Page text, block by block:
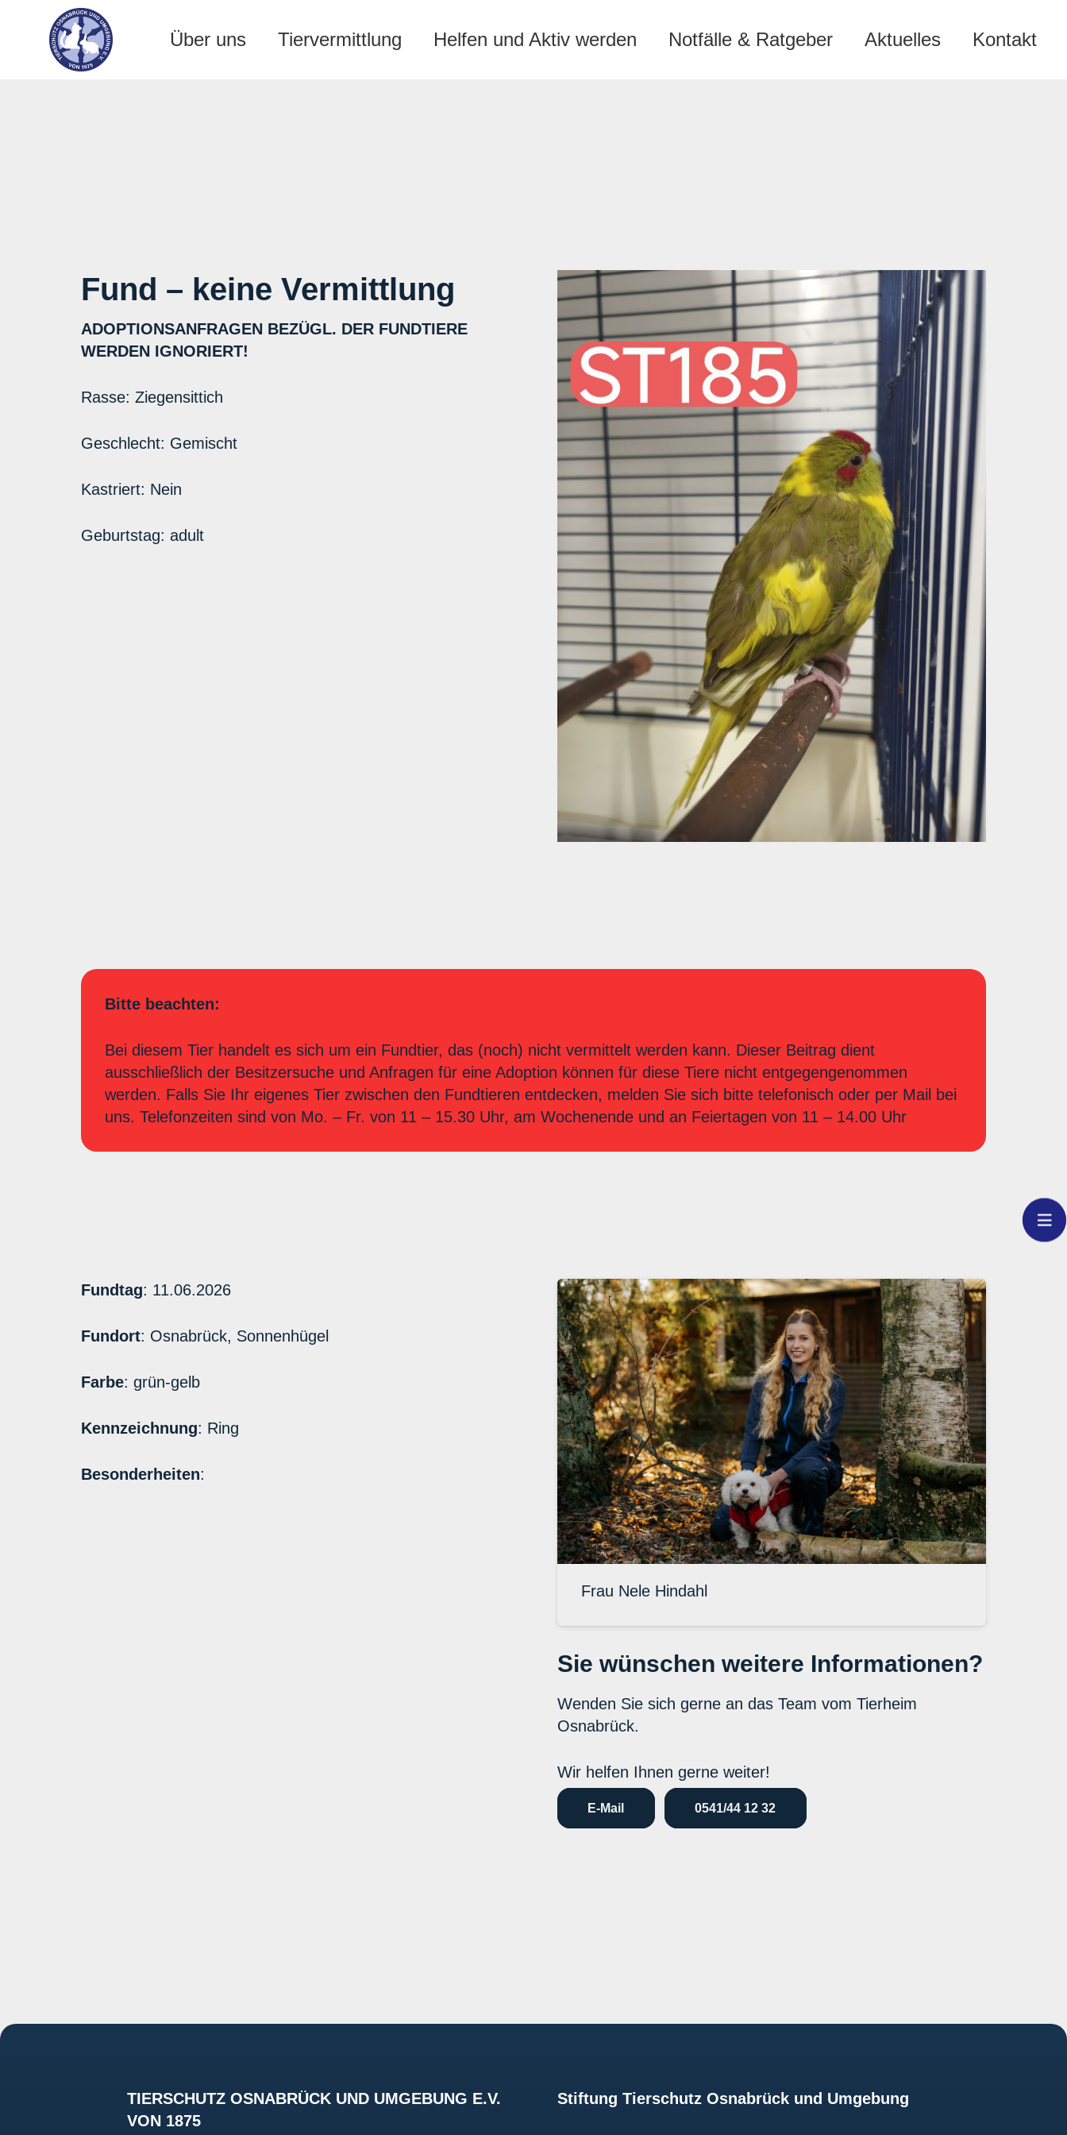
Über uns Tiervermittlung Helfen und Aktiv werden Notfälle & Ratgeber Aktuelles Kontakt
Fund – keine Vermittlung
ADOPTIONSANFRAGEN BEZÜGL. DER FUNDTIERE
WERDEN IGNORIERT!
Rasse: Ziegensittich
Geschlecht: Gemischt
Kastriert: Nein
Geburtstag: adult
Bitte beachten:
Bei diesem Tier handelt es sich um ein Fundtier, das (noch) nicht vermittelt werden kann. Dieser Beitrag dient
ausschließlich der Besitzersuche und Anfragen für eine Adoption können für diese Tiere nicht entgegengenommen
werden. Falls Sie Ihr eigenes Tier zwischen den Fundtieren entdecken, melden Sie sich bitte telefonisch oder per Mail bei
uns. Telefonzeiten sind von Mo. – Fr. von 11 – 15.30 Uhr, am Wochenende und an Feiertagen von 11 – 14.00 Uhr
Fundtag: 11.06.2026
Fundort: Osnabrück, Sonnenhügel
Farbe: grün-gelb
Kennzeichnung: Ring
Besonderheiten:
Frau Nele Hindahl
Sie wünschen weitere Informationen?
Wenden Sie sich gerne an das Team vom Tierheim
Osnabrück.
Wir helfen Ihnen gerne weiter!
E-Mail 0541/44 12 32
TIERSCHUTZ OSNABRÜCK UND UMGEBUNG E.V.
VON 1875
Stiftung Tierschutz Osnabrück und Umgebung